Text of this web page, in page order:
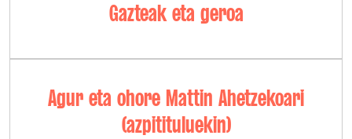
Gazteak eta geroa
Agur eta ohore Mattin Ahetzekoari
(azpitituluekin)